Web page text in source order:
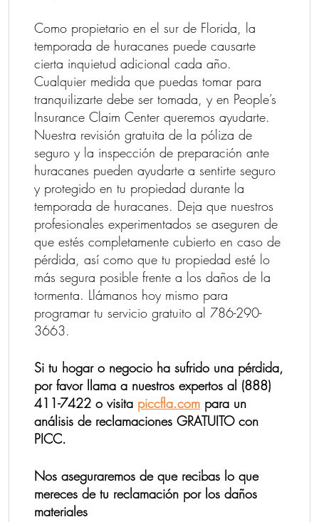
Como propietario en el sur de Florida, la
temporada de huracanes puede causarte
cierta inquietud adicional cada año.
Cualquier medida que puedas tomar para
tranquilizarte debe ser tomada, y en People’s
Insurance Claim Center queremos ayudarte.
Nuestra revisión gratuita de la póliza de
seguro y la inspección de preparación ante
huracanes pueden ayudarte a sentirte seguro
y protegido en tu propiedad durante la
temporada de huracanes. Deja que nuestros
profesionales experimentados se aseguren de
que estés completamente cubierto en caso de
pérdida, así como que tu propiedad esté lo
más segura posible frente a los daños de la
tormenta. Llámanos hoy mismo para
programar tu servicio gratuito al 786-290-
3663.
Si tu hogar o negocio ha sufrido una pérdida,
por favor llama a nuestros expertos al (888)
411-7422 o visita piccfla.com para un
análisis de reclamaciones GRATUITO con
PICC.
Nos aseguraremos de que recibas lo que
mereces de tu reclamación por los daños
materiales